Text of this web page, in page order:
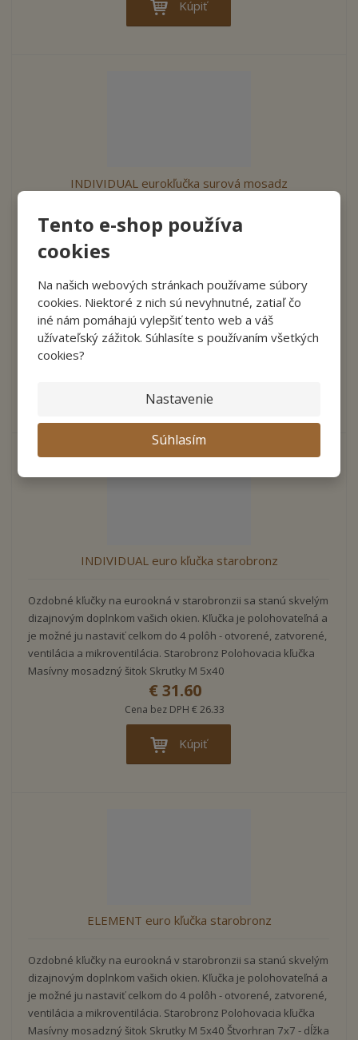
Tento e-shop používa
cookies
Na našich webových stránkach používame súbory
cookies. Niektoré z nich sú nevyhnutné, zatiaľ čo
iné nám pomáhajú vylepšiť tento web a váš
užívateľský zážitok. Súhlasíte s používaním všetkých
cookies?
Nastavenie
Súhlasím
Kúpiť
INDIVIDUAL eurokľučka surová mosadz
Ozdobné kľučky na eurookná v surovej mosadze sa stanú
skvelým dizajnovým doplnkom vašich okien. Kľučka je
polohovateľná a je možné ju nastaviť celkom do 4 polôh -
mosadz Polohovacia kľučka Masívny mosadzný šitok Skrutky
M 5x40 Štvorhran 7x7 dĺžka 35 mm
€ 28.50
Cena bez DPH € 23.75
INDIVIDUAL euro kľučka starobronz
Ozdobné kľučky na eurookná v starobronzii sa stanú skvelým
dizajnovým doplnkom vašich okien. Kľučka je polohovateľná a
je možné ju nastaviť celkom do 4 polôh - otvorené, zatvorené,
ventilácia a mikroventilácia. Starobronz Polohovacia kľučka
Masívny mosadzný šitok Skrutky M 5x40
€ 31.60
Cena bez DPH € 26.33
Kúpiť
ELEMENT euro kľučka starobronz
Ozdobné kľučky na eurookná v starobronzii sa stanú skvelým
dizajnovým doplnkom vašich okien. Kľučka je polohovateľná a
je možné ju nastaviť celkom do 4 polôh - otvorené, zatvorené,
ventilácia a mikroventilácia. Starobronz Polohovacia kľučka
Masívny mosadzný šitok Skrutky M 5x40 Štvorhran 7x7 - dĺžka